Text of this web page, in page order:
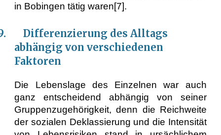
in Bobingen tätig waren[7].
Differenzierung des Alltags
abhängig von verschiedenen
Faktoren
Die Lebenslage des Einzelnen war auch
ganz entscheidend abhängig von seiner
Gruppenzugehörigkeit, denn die Reichweite
der sozialen Deklassierung und die Intensität